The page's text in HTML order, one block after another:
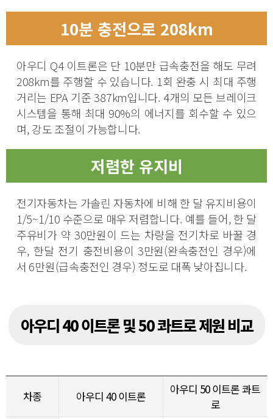
10분 충전으로 208km
아우디 Q4 이트론은 단 10분만 급속충전을 해도 무려
208km를 주행할 수 있습니다. 1회 완충 시 최대 주행
거리는 EPA 기준 387km입니다. 4개의 모든 브레이크
시스템을 통해 최대 90%의 에너지를 회수할 수 있으
며, 강도 조절이 가능합니다.
저렴한 유지비
전기자동차는 가솔린 자동차에 비해 한 달 유지비용이
1/5~1/10 수준으로 매우 저렴합니다. 예를 들어, 한 달
주유비가 약 30만원이 드는 차량을 전기차로 바꿀 경
우, 한달 전기 충전비용이 3만원(완속충전인 경우)에
서 6만원(급속충전인 경우) 정도로 대폭 낮아집니다.
아우디 40 이트론 및 50 콰트로 제원 비교
차종 아우디 40 이트론
아우디 50 이트론 콰트
로